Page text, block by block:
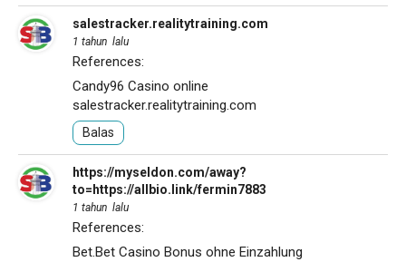
salestracker.realitytraining.com
1 tahun lalu
References:
Candy96 Casino online
salestracker.realitytraining.com
Balas
https://myseldon.com/away?
to=https://allbio.link/fermin7883
1 tahun lalu
References:
Bet.Bet Casino Bonus ohne Einzahlung